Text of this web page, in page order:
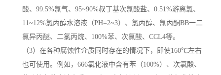
酸、99.5%氯气、95~90%叔丁基次氯酸盐、0.51%游离氯、
11~12%氯丙醇水溶液（PH=2~3）、氯丙醇、氯丙酮BB一二
氯异丙醚、二氯丙烷、100%苯、次氯酸、CCL4等。
（3）在各种腐蚀性介质同时存在的情况下，即使160℃左右
也可使用。例如，666氯化液中含有苯（100%）、次氯酸、